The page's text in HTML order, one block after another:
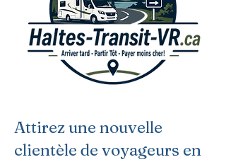
Attirez une nouvelle
clientèle de voyageurs en